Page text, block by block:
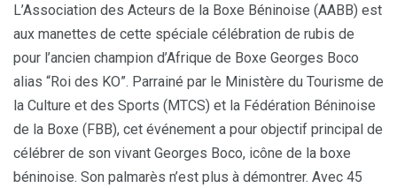
L’Association des Acteurs de la Boxe Béninoise (AABB) est
aux manettes de cette spéciale célébration de rubis de
pour l’ancien champion d’Afrique de Boxe Georges Boco
alias “Roi des KO”. Parrainé par le Ministère du Tourisme de
la Culture et des Sports (MTCS) et la Fédération Béninoise
de la Boxe (FBB), cet événement a pour objectif principal de
célébrer de son vivant Georges Boco, icône de la boxe
béninoise. Son palmarès n’est plus à démontrer. Avec 45